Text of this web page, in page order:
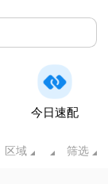
今日速配
区域 筛选